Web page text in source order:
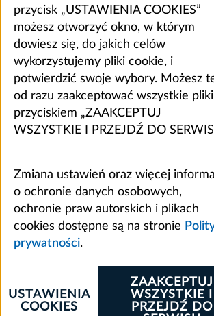
przycisk „USTAWIENIA COOKIES”
możesz otworzyć okno, w którym
dowiesz się, do jakich celów
wykorzystujemy pliki cookie, i
potwierdzić swoje wybory. Możesz
od razu zaakceptować wszystkie pliki
przyciskiem „ZAAKCEPTUJ
WSZYSTKIE I PRZEJDŹ DO
Zmiana ustawień oraz więcej
o ochronie danych osobowych,
ochronie praw autorskich i plikach
cookies dostępne są na stronie
prywatności.
ZAAKCEPTUJ
WSZYSTKIE I
PRZEJDŹ DO
USTAWIENIA
COOKIES